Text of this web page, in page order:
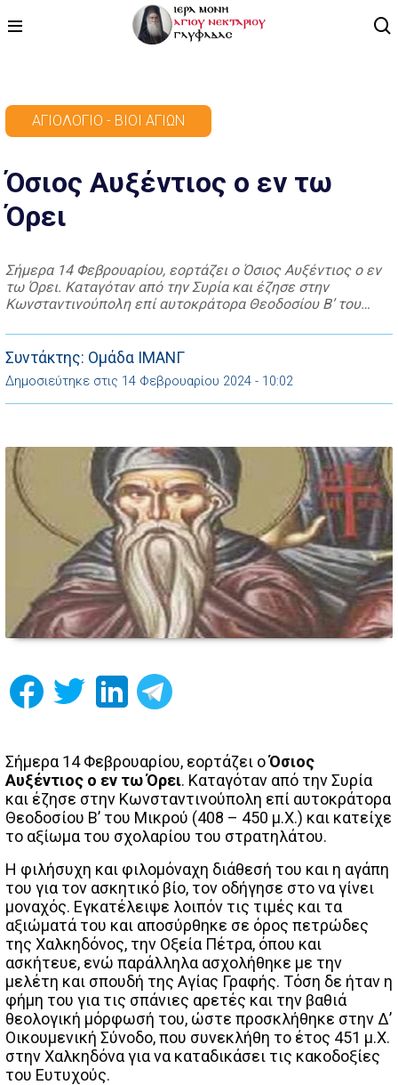
ΠΡΟΓΡΑΜΜΑ
ΒΙΝΤΕΟ
ΕΠΙΚΟΙΝΩΝΙΑ
ΑΓΙΟΛΌΓΙΟ - ΒΊΟΙ ΑΓΊΩΝ
Όσιος Αυξέντιος ο εν τω
Όρει
Σήμερα 14 Φεβρουαρίου, εορτάζει ο Όσιος Αυξέντιος ο εν
τω Όρει. Καταγόταν από την Συρία και έζησε στην
Κωνσταντινούπολη επί αυτοκράτορα Θεοδοσίου Β’ του
σχολαρίου του στρατηλάτου. Η φιλήσυχη και φιλομόναχη
διάθεσή του και η αγάπη του για τον ασκητικό βίο, τον
οδήγησε στο να […]
Συντάκτης: Ομάδα ΙΜΑΝΓ
Δημοσιεύτηκε στις 14 Φεβρουαρίου 2024 - 10:02
Σήμερα 14 Φεβρουαρίου, εορτάζει οΌσιος
Αυξέντιος ο εν τω Όρει. Καταγόταν από την Συρία
και έζησε στην Κωνσταντινούπολη επί αυτοκράτορα
Θεοδοσίου Β’ του Μικρού (408 – 450 μ.Χ.) και κατείχε
το αξίωμα του σχολαρίου του στρατηλάτου.
Η φιλήσυχη και φιλομόναχη διάθεσή του και η αγάπη
του για τον ασκητικό βίο, τον οδήγησε στο να γίνει
μοναχός. Εγκατέλειψε λοιπόν τις τιμές και τα
αξιώματά του και αποσύρθηκε σε όρος πετρώδες
της Χαλκηδόνος, την Οξεία Πέτρα, όπου και
ασκήτευε, ενώ παράλληλα ασχολήθηκε με την
μελέτη και σπουδή της Αγίας Γραφής. Τόση δε ήταν η
φήμη του για τις σπάνιες αρετές και την βαθιά
θεολογική μόρφωσή του, ώστε προσκλήθηκε στην Δ’
Οικουμενική Σύνοδο, που συνεκλήθη το έτος 451 μ.Χ.
στην Χαλκηδόνα για να καταδικάσει τις κακοδοξίες
του Ευτυχούς.